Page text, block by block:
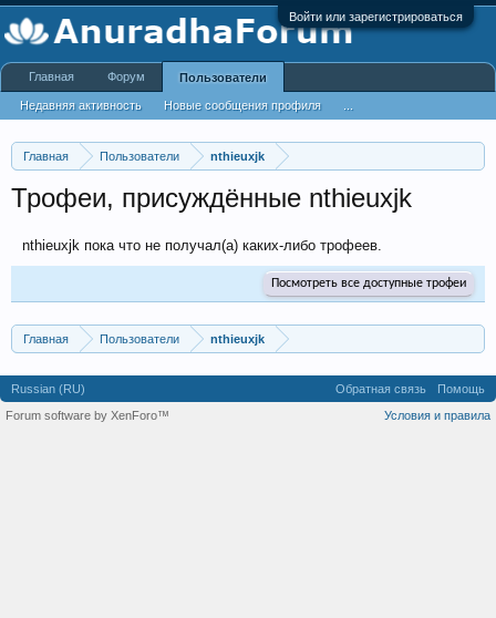
Войти или зарегистрироваться
Главная Пользователи nthieuxjk
Трофеи, присуждённые nthieuxjk
nthieuxjk пока что не получал(а) каких-либо трофеев.
Посмотреть все доступные трофеи
Главная Пользователи nthieuxjk
Главная Форум Пользователи
Недавняя активность Новые сообщения профиля
Russian (RU) Обратная связь
Помощь
Условия и правила
Forum software by XenForo™